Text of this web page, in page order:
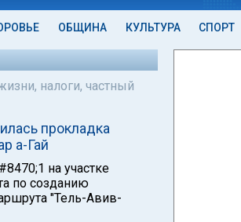
ОБЩИНА КУЛЬТУРА СПОРТ
налоги, частный
прокладка
а-Гай
на участке
по созданию
"Тель-Авив-